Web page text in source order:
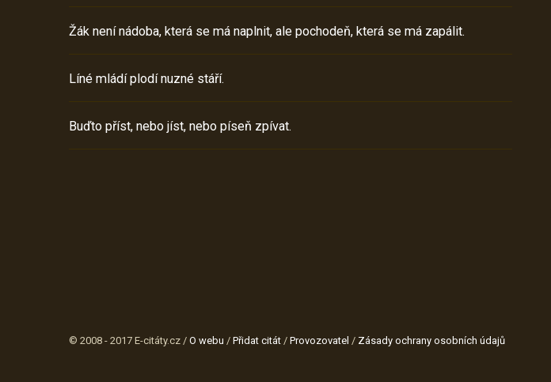
Žák není nádoba, která se má naplnit, ale pochodeň, která se má zapálit.
Líné mládí plodí nuzné stáří.
Buďto příst, nebo jíst, nebo píseň zpívat.
© 2008 - 2017 E-citáty.cz / O webu / Přidat citát / Provozovatel / Zásady ochrany osobních údajů